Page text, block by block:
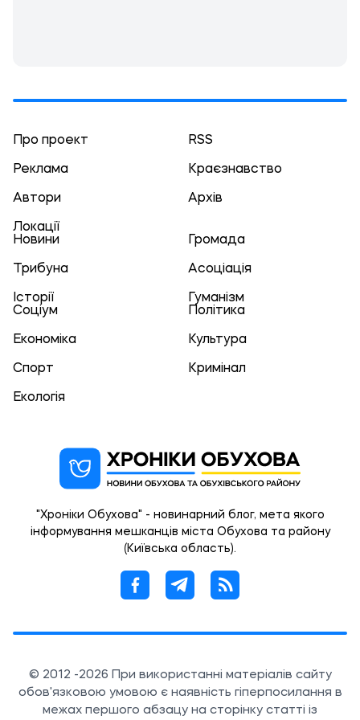
Про проект RSS
Реклама Краєзнавство
Автори Архів
Локації
Новини
Громада
Трибуна Асоціація
Історії
Гуманізм
Соціум
Політика
Економіка Культура
Спорт Кримінал
Екологія
"Хроніки Обухова" - новинарний блог, мета якого
інформування мешканців міста Обухова та району
(Київська область).
© 2012 -2026 При використанні матеріалів сайту
обов'язковою умовою є наявність гіперпосилання в
межах першого абзацу на сторінку статті із